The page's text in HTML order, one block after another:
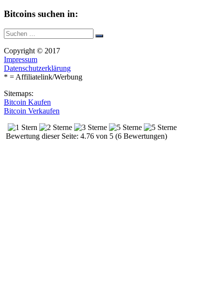
Bitcoins suchen in:
Suche
nach:
Suchen
Copyright © 2017
Impressum
Datenschutzerklärung
* = Affiliatelink/Werbung
Sitemaps:
Bitcoin Kaufen
Bitcoin Verkaufen
Bewertung dieser Seite: 4.76 von 5 (6 Bewertungen)